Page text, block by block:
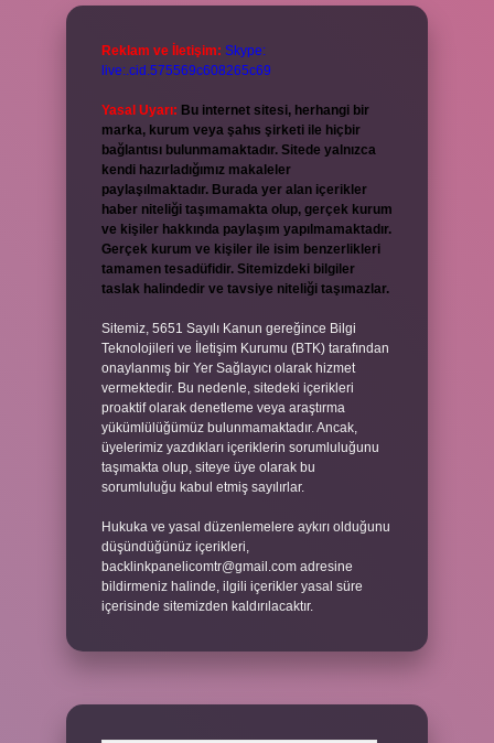
Reklam ve İletişim: Skype:
live:.cid.575569c608265c69
Yasal Uyarı: Bu internet sitesi, herhangi bir
marka, kurum veya şahıs şirketi ile hiçbir
bağlantısı bulunmamaktadır. Sitede yalnızca
kendi hazırladığımız makaleler
paylaşılmaktadır. Burada yer alan içerikler
haber niteliği taşımamakta olup, gerçek kurum
ve kişiler hakkında paylaşım yapılmamaktadır.
Gerçek kurum ve kişiler ile isim benzerlikleri
tamamen tesadüfidir. Sitemizdeki bilgiler
taslak halindedir ve tavsiye niteliği taşımazlar.
Sitemiz, 5651 Sayılı Kanun gereğince Bilgi
Teknolojileri ve İletişim Kurumu (BTK) tarafından
onaylanmış bir Yer Sağlayıcı olarak hizmet
vermektedir. Bu nedenle, sitedeki içerikleri
proaktif olarak denetleme veya araştırma
yükümlülüğümüz bulunmamaktadır. Ancak,
üyelerimiz yazdıkları içeriklerin sorumluluğunu
taşımakta olup, siteye üye olarak bu
sorumluluğu kabul etmiş sayılırlar.
Hukuka ve yasal düzenlemelere aykırı olduğunu
düşündüğünüz içerikleri,
backlinkpanelicomtr@gmail.com adresine
bildirmeniz halinde, ilgili içerikler yasal süre
içerisinde sitemizden kaldırılacaktır.